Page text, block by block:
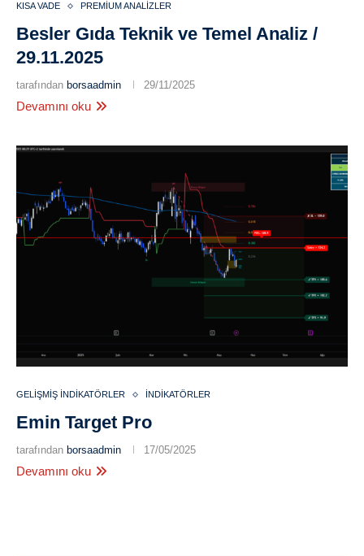
KISA VADE PREMIUM ANALIZLER
Besler Gıda Teknik ve Temel Analiz /
29.11.2025
tarafından borsaadmin 29/11/2025
Devamını oku
GELIŞMIŞ İNDIKATÖRLER İNDIKATÖRLER
Emin Target Pro
tarafından borsaadmin 17/05/2025
Devamını oku